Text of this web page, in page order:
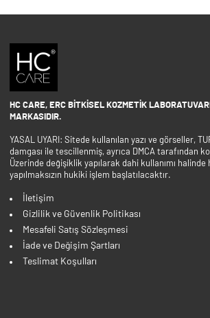
HC CARE, ERC BITKISEL KOZMETIK
MARKASIDIR.
YASAL UYARI: Sitede kullanılan yazı ve görseller,
damgası ile tescillenmiş, ayrıca DMCA tarafından
Üzerinde değişiklik yapılarak dahi kullanımı halinde
yapılmaksızın hukiki işlem başlatılacaktır.
İletişim
Gizlilik ve Güvenlik Politikası
Mesafeli Satış Sözleşmesi
İade ve Değişim Şartları
Teslimat Koşulları